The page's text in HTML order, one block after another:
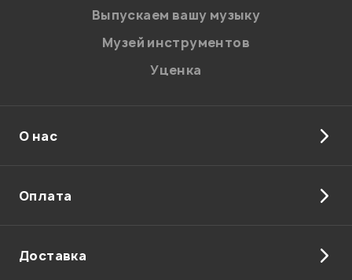
Введите проверочное число:
Отправить
Выпускаем вашу музыку
Музей инструментов
Уценка
О нас
Оплата
Доставка